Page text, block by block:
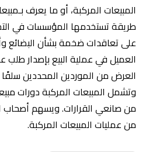
المبيعات المركبة، أو ما يعرف
طريقة تستخدمها المؤسسات في
على تعاقدات ضخمة بشأن البضائع
العميل في عملية البيع بإصدار
العرض من الموردين المحددين سلفًا
وتشمل المبيعات المركبة دورات
من صانعي القرارات. ويسهم
من عمليات المبيعات المركبة.